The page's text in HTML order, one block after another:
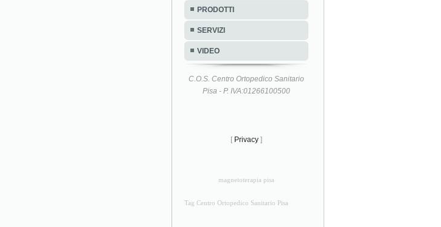
PRODOTTI
SERVIZI
VIDEO
C.O.S. Centro Ortopedico Sanitario
Pisa - P. IVA:01266100500
[ Privacy ]
magnetoterapia pisa
Tag Centro Ortopedico Sanitario Pisa